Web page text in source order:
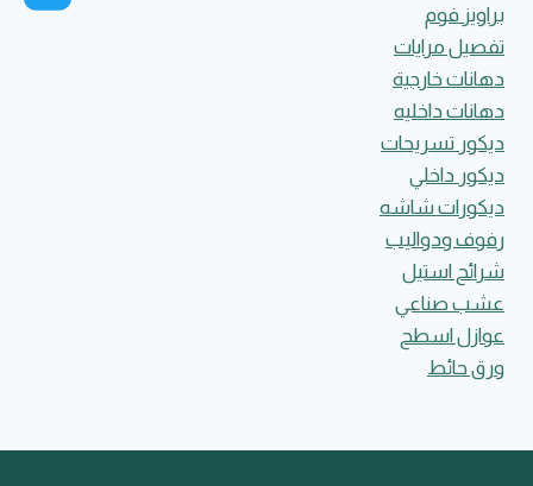
براويز فوم
تفصيل مرايات
دهانات خارجية
دهانات داخليه
ديكور تسريحات
ديكور داخلي
ديكورات شاشه
رفوف ودواليب
شرائح استيل
عشب صناعي
عوازل اسطح
ورق حائط